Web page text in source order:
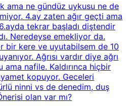
ama ne gündüz uykusu ne de
4.ay zaten ağır geçti ama
tekrar başladı diştendir
Neredeyse emekliyor da.
bir kere ve uyutabilsem de 10
Ağrısı vardır diye ağrı
nafile. Kaldırınca hiçbir
kopuyor. Geceleri
ninni vs de denedim, duş
olan var mı?